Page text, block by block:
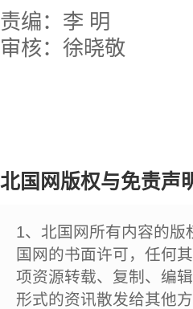
责编：李 明
审核：徐晓敬
北国网版权与免责声
1、北国网所有内容的
国网的书面许可，任何
项资源转载、复制、编
形式的资讯散发给其他